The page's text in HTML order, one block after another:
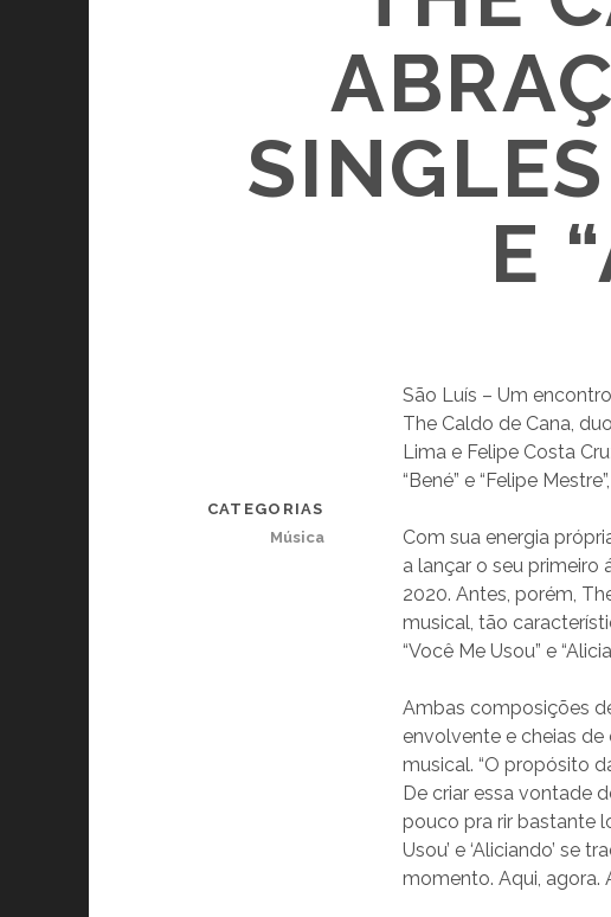
E
São Luís – Um
The Caldo de Cana,
Lima e Felipe Costa
“Bené” e “Felipe
Com sua energia
a lançar o seu
2020. Antes, porém,
musical, tão
“Você Me Usou” e
Ambas composições
envolvente e cheias
musical. “O propósito
De criar essa vontade
pouco pra rir bastante
Usou’ e ‘Aliciando’ se
momento. Aqui, agora.
CATEGORIAS
Música